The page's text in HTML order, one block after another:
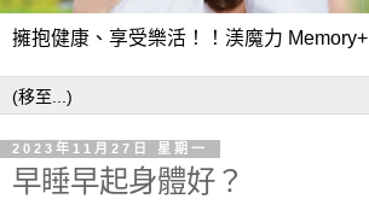
擁抱健康、享受樂活！！渼魔力 Memory+
2023年11月27日 星期一
早睡早起身體好？